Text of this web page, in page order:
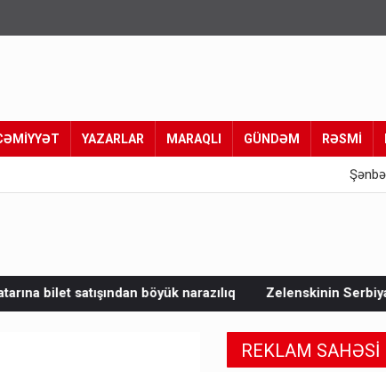
YAZARLAR MARAQLI GÜNDƏM RƏSMİ
narazılıq Zelenskinin Serbiyaya ilk səfəri: Vuçiçlə
REKLAM SAHƏSİ